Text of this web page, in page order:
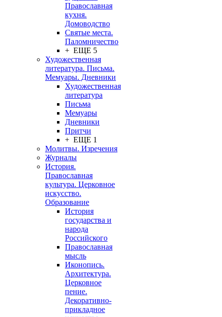
Православная
кухня.
Домоводство
Святые места.
Паломничество
+ ЕЩЕ 5
Художественная
литература. Письма.
Мемуары. Дневники
Художественная
литература
Письма
Мемуары
Дневники
Притчи
+ ЕЩЕ 1
Молитвы. Изречения
Журналы
История.
Православная
культура. Церковное
искусство.
Образование
История
государства и
народа
Российского
Православная
мысль
Иконопись.
Архитектура.
Церковное
пение.
Декоративно-
прикладное